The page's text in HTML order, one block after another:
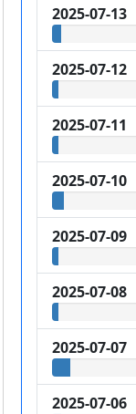
2025-07-13
2025-07-12
2025-07-11
2025-07-10
2025-07-09
2025-07-08
2025-07-07
2025-07-06